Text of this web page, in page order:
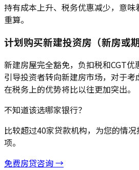
持有成本上升、税务优惠减少，意
重算。
计划购买新建投资房（新房或期
新建房屋完全豁免，负扣税和CGT
引导投资者转向新建房市场，对于
在税务上的优势将比以往更加突出。
不知道该选哪家银行？
比较超过40家贷款机构，为您的情
项。
免费房贷咨询 →